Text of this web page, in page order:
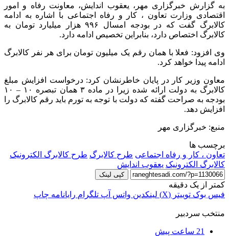
به گزارش خبرگزاری مهر، یعقوب اندایش، معاونت رفاه و امور
اقتصادی وزارت تعاون ، کار و رفاه اجتماعی با اشاره به ادامه
کالابرگ گفت که در بودجه امسال ۹۹۶ هزار میلیارد تومان به
کالابرگ اختصاص دارد، بنابراین تخصیص ادامه دارد.
وی افزود: فعلا با همان رقم یک میلیون تومان برای هر نفر کالابرگ
ادامه پیدا خواهد کرد.
معاون وزیر کار در پایان خاطرنشان کرد: درخواست افزایش مبلغ
کالابرگ به دولت ارائه شده زیرا در ماده ۳ همان تبصره ۱۰ – ۱۰
بودجه به صراحت گفته که دولت با توجه به تورم باید رقم کالابرگ را
افزایش دهد.
منبع: خبرگزاری مهر
برچسب ها
تعاون ، کار و رفاه اجتماعی طرح کالابرگ طرح کالابرگ الکترونیک
کالابرگ الکترونیک یعقوب اندایش
کپی لینک
کمتر از یک دقیقه
فیس بوک توییتر (X) لینکدین واتس آپ تلگرام رایانامه چاپ
منتخب سردبیر
21 ساعت پیش